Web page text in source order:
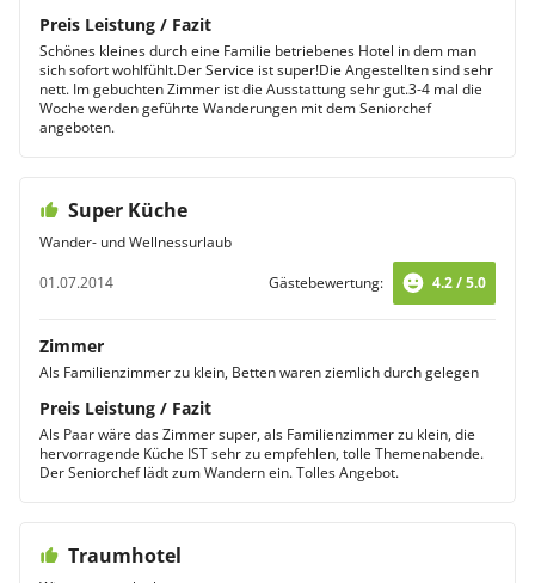
Preis Leistung / Fazit
Schönes kleines durch eine Familie betriebenes Hotel in dem man
sich sofort wohlfühlt.Der Service ist super!Die Angestellten sind sehr
nett. Im gebuchten Zimmer ist die Ausstattung sehr gut.3-4 mal die
Woche werden geführte Wanderungen mit dem Seniorchef
angeboten.
Super Küche
Wander- und Wellnessurlaub
01.07.2014
Gästebewertung: 4.2 / 5.0
Zimmer
Als Familienzimmer zu klein, Betten waren ziemlich durch gelegen
Preis Leistung / Fazit
Als Paar wäre das Zimmer super, als Familienzimmer zu klein, die
hervorragende Küche IST sehr zu empfehlen, tolle Themenabende.
Der Seniorchef lädt zum Wandern ein. Tolles Angebot.
Traumhotel